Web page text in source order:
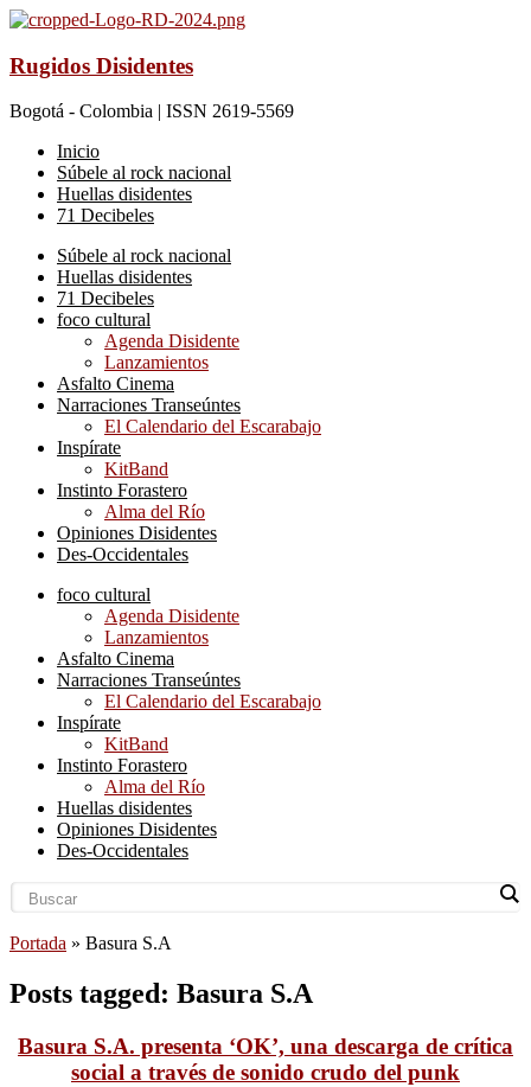
Rugidos Disidentes
Bogotá - Colombia | ISSN 2619-5569
Inicio
Súbele al rock nacional
Huellas disidentes
71 Decibeles
Súbele al rock nacional
Huellas disidentes
71 Decibeles
foco cultural
Agenda Disidente
Lanzamientos
Asfalto Cinema
Narraciones Transeúntes
El Calendario del Escarabajo
Inspírate
KitBand
Instinto Forastero
Alma del Río
Opiniones Disidentes
Des-Occidentales
foco cultural
Agenda Disidente
Lanzamientos
Asfalto Cinema
Narraciones Transeúntes
El Calendario del Escarabajo
Inspírate
KitBand
Instinto Forastero
Alma del Río
Huellas disidentes
Opiniones Disidentes
Des-Occidentales
Portada » Basura S.A
Posts tagged: Basura S.A
Basura S.A. presenta ‘OK’, una descarga de crítica
social a través de sonido crudo del punk